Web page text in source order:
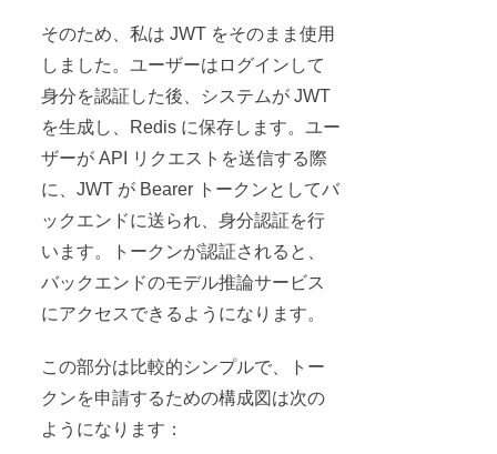
そのため、私は JWT をそのまま使用
しました。ユーザーはログインして
身分を認証した後、システムが JWT
を生成し、Redis に保存します。ユー
ザーが API リクエストを送信する際
に、JWT が Bearer トークンとしてバ
ックエンドに送られ、身分認証を行
います。トークンが認証されると、
バックエンドのモデル推論サービス
にアクセスできるようになります。
この部分は比較的シンプルで、トー
クンを申請するための構成図は次の
ようになります：